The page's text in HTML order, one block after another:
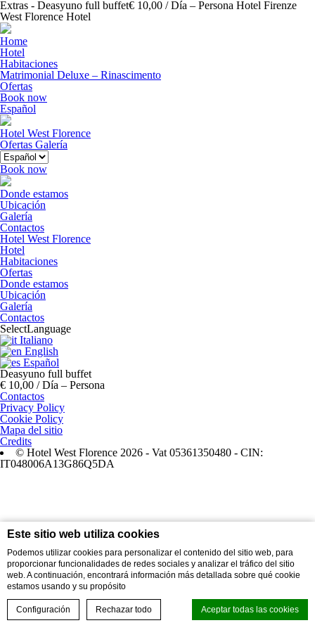
Este sitio web utiliza cookies
Podemos utilizar cookies para personalizar el contenido del sitio web, para
proporcionar funcionalidades de redes sociales y analizar el tráfico del sitio
web. A continuación, encontrará información más detallada sobre qué cookie
estamos usando y su propósito
Configuración Rechazar todo Aceptar todas las cookies
Extras - Deasyuno full buffet€ 10,00 / Día – Persona Hotel Firenze
West Florence Hotel
Home
Hotel
Habitaciones
Matrimonial Deluxe – Rinascimento
Ofertas
Book now
Español
Hotel West Florence
Ofertas Galería
Book now
Donde estamos
Ubicación
Galería
Contactos
Hotel West Florence
Hotel
Habitaciones
Ofertas
Donde estamos
Ubicación
Galería
Contactos
SelectLanguage
Italiano
English
Español
Deasyuno full buffet
€ 10,00 / Día – Persona
Contactos
Privacy Policy
Cookie Policy
Mapa del sitio
Credits
© Hotel West Florence 2026 - Vat 05361350480 - CIN:
IT048006A13G86Q5DA